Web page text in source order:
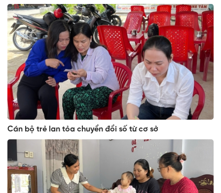
Cán bộ trẻ lan tỏa chuyển đổi số từ cơ sở